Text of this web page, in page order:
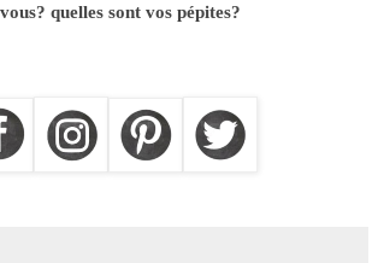
quelles sont vos pépites?